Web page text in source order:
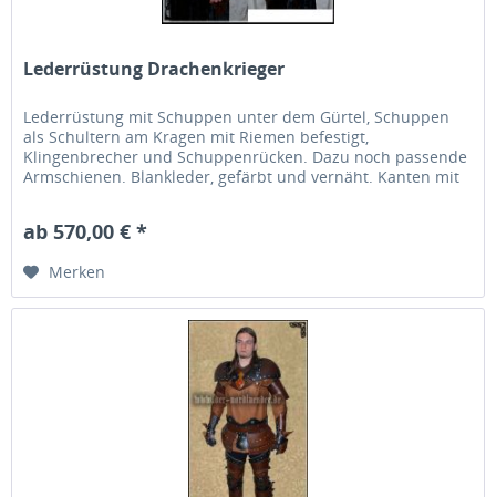
Lederrüstung Drachenkrieger
Lederrüstung mit Schuppen unter dem Gürtel, Schuppen
als Schultern am Kragen mit Riemen befestigt,
Klingenbrecher und Schuppenrücken. Dazu noch passende
Armschienen. Blankleder, gefärbt und vernäht. Kanten mit
ab 570,00 € *
Merken